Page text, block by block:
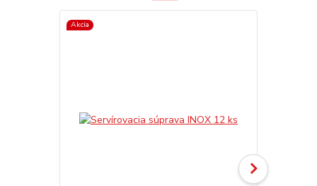
Akcia